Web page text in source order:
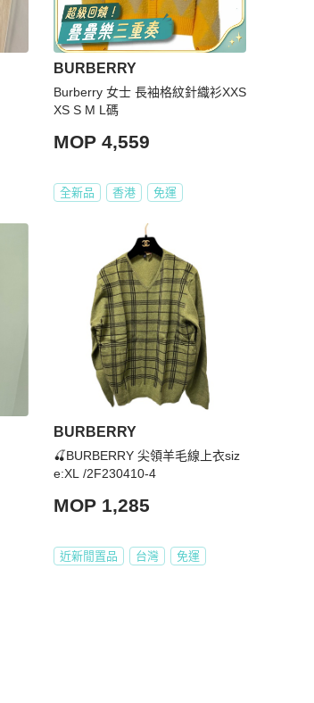
BURBERRY
Burberry 女士 長袖格紋針織衫XXS
XS S M L碼
MOP 4,559
全新品 香港 免運
BURBERRY
🍒BURBERRY 尖領羊毛線上衣siz
e:XL /2F230410-4
MOP 1,285
近新閒置品 台灣 免運